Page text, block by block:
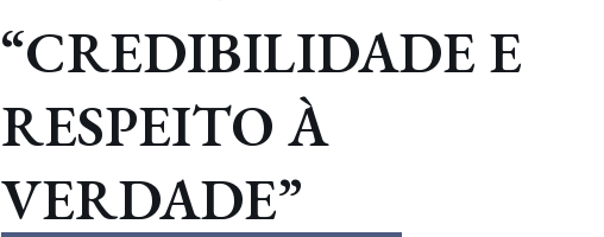
“CREDIBILIDADE E
RESPEITO À
VERDADE”